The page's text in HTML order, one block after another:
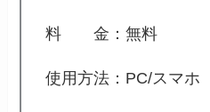
料 金：無料
使用方法：PC/スマホ